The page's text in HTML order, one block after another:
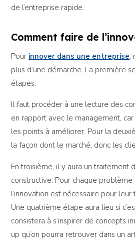
de l’entreprise rapide.
Comment faire de
Pour innover dans une entreprise,
plus d’une démarche. La première
étapes.
Il faut procéder à une lecture des
en rapport avec le management,
les points à améliorer. Pour la
la façon dont le marché, donc les
En troisième, il y aura un traitement
constructive. Pour chaque
l’innovation est nécessaire pour
Une quatrième étape aura lieu si
consistera à s’inspirer de concepts
up qu’on pourra retrouver dans un